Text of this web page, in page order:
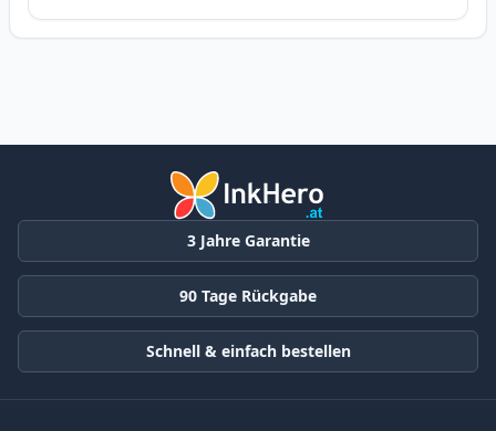
3 Jahre Garantie
90 Tage Rückgabe
Schnell & einfach bestellen